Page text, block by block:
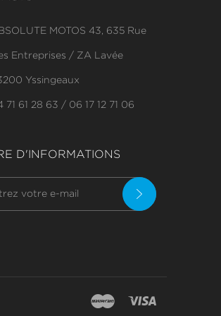
MOTOS 43, 635 Rue
Entreprises / ZA Lavée
Yssingeaux
71 61 28 63 / 06 17 12 71 06
D'INFORMATIONS